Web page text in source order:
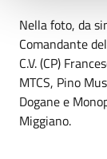
Nella foto, da
Comandante
C.V. (CP)
MTCS, Pino
Dogane e
Miggiano.